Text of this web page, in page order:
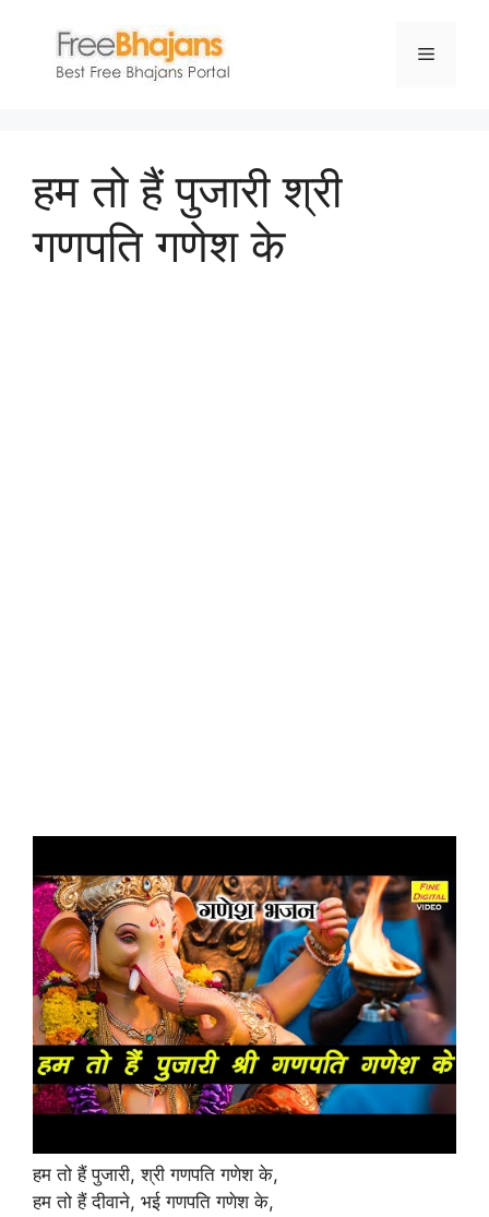
content
Menu
हम तो हैं पुजारी श्री
गणपति गणेश के
हम तो हैं पुजारी, श्री गणपति गणेश के,
हम तो हैं दीवाने, भई गणपति गणेश के,